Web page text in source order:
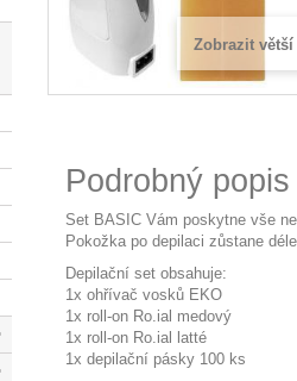
Zobrazit větší
Podrobný popis
Set BASIC Vám poskytne vše
Pokožka po depilaci zůstane
Depilační set obsahuje:
1x ohřívač vosků EKO
1x roll-on Ro.ial medový
1x roll-on Ro.ial latté
1x depilační pásky 100 ks